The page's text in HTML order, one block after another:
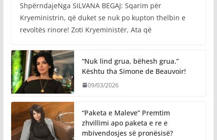
ShpërndajeNga SILVANA BEGAJ: Sqarim për
Kryeministrin, që duket se nuk po kupton thelbin e
revoltës rinore! Zoti Kryeministër, Ata që
“Nuk lind grua, bëhesh grua.”
Kështu tha Simone de Beauvoir!
09/03/2026
“Paketa e Maleve” Premtim
zhvillimi apo paketa e re e
mbivendosjes së pronësisë?